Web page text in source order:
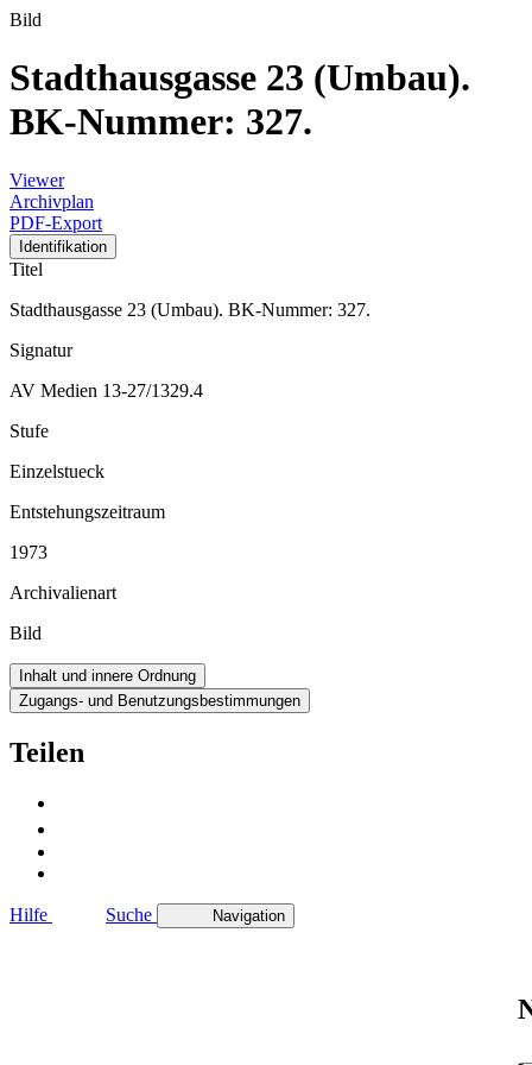
Bild
Stadthausgasse 23 (Umbau).
BK-Nummer: 327.
Viewer
Archivplan
PDF-Export
Identifikation
Titel
Stadthausgasse 23 (Umbau). BK-Nummer: 327.
Signatur
AV Medien 13-27/1329.4
Stufe
Einzelstueck
Entstehungszeitraum
1973
Archivalienart
Bild
Inhalt und innere Ordnung
Zugangs- und Benutzungsbestimmungen
Teilen
Hilfe Suche Navigation